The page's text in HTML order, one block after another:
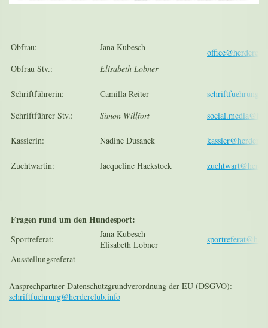
Obfrau:
Obfrau Stv.:
Jana Kubesch
Elisabeth Lobner
Schriftführerin:
Schriftführer Stv.:
Camilla Reiter
Simon Willfort
Kassierin: Nadine Dusanek
Zuchtwartin: Jacqueline Hackstock
Fragen rund um den Hundesport:
Sportreferat:
Jana Kubesch
Elisabeth Lobner
Ausstellungsreferat
Ansprechpartner Datenschutzgrundverordnung der EU (DSGVO):
schriftfuehrung@herderclub.info